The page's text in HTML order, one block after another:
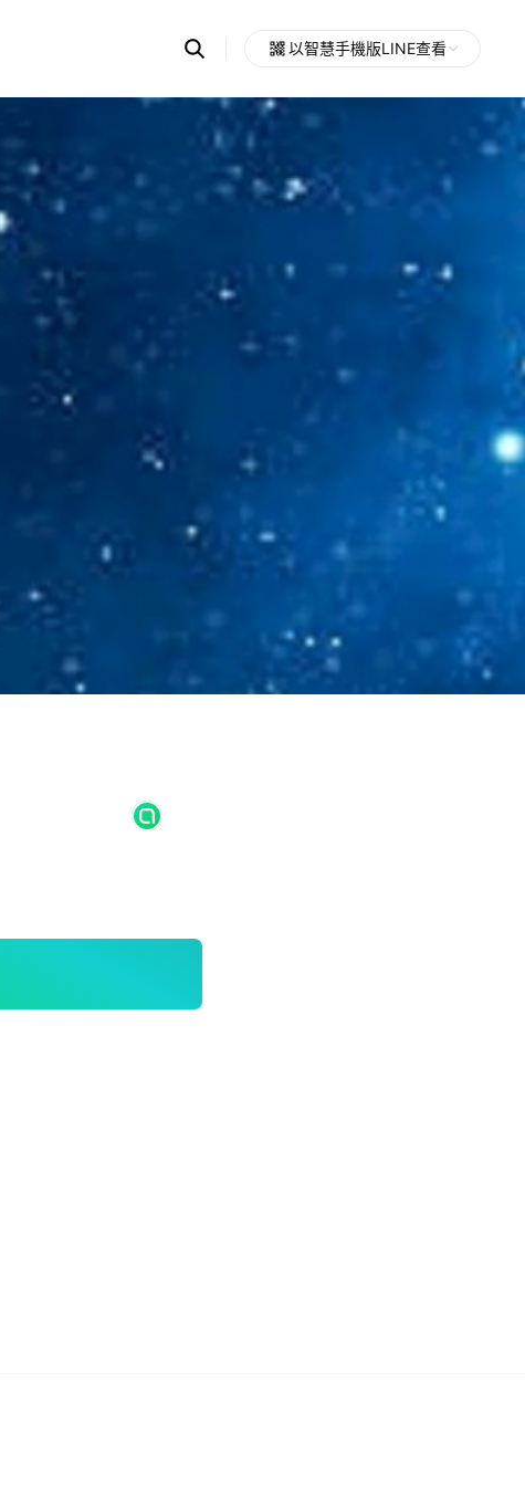
Search
OpenChats
messages
search
area
以智慧手機版LINE查看